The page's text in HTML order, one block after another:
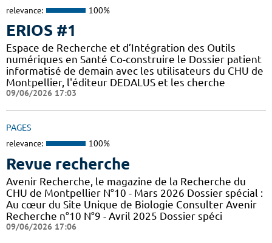
relevance: 100%
ERIOS #1
Espace de Recherche et d’Intégration des Outils
numériques en Santé Co-construire le Dossier patient
informatisé de demain avec les utilisateurs du CHU de
Montpellier, l'éditeur DEDALUS et les cherche
09/06/2026 17:03
PAGES
relevance: 100%
Revue recherche
Avenir Recherche, le magazine de la Recherche du
CHU de Montpellier N°10 - Mars 2026 Dossier spécial :
Au cœur du Site Unique de Biologie Consulter Avenir
Recherche n°10 N°9 - Avril 2025 Dossier spéci
09/06/2026 17:06